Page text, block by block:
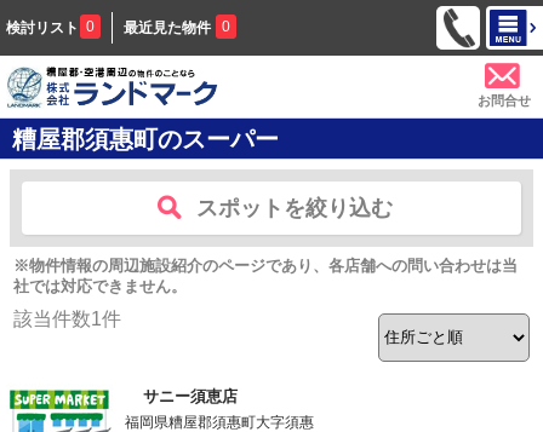
検討リスト 0 最近見た物件 0
お問合せ
糟屋郡須惠町のスーパー
スポットを絞り込む
※物件情報の周辺施設紹介のページであり、各店舗への問い合わせは当
社では対応できません。
該当件数1件
サニー須恵店
福岡県糟屋郡須惠町大字須惠